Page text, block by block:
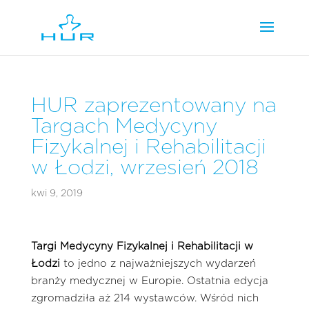
HUR zaprezentowany na
Targach Medycyny
Fizykalnej i Rehabilitacji
w Łodzi, wrzesień 2018
kwi 9, 2019
Targi Medycyny Fizykalnej i Rehabilitacji w
Łodzi to jedno z najważniejszych wydarzeń
branży medycznej w Europie. Ostatnia edycja
zgromadziła aż 214 wystawców. Wśród nich